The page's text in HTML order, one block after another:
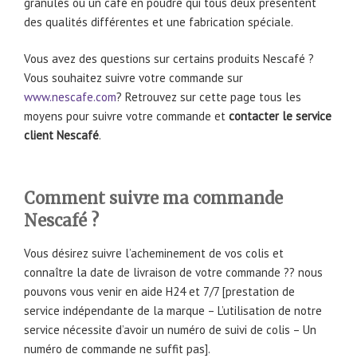
des qualités différentes et une fabrication spéciale.
Vous avez des questions sur certains produits Nescafé ?
Vous souhaitez suivre votre commande sur
www.nescafe.com? Retrouvez sur cette page tous les
moyens pour suivre votre commande et contacter le service
client Nescafé.
Comment suivre ma commande
Nescafé ?
Vous désirez suivre l’acheminement de vos colis et
connaître la date de livraison de votre commande ?? nous
pouvons vous venir en aide H24 et 7/7 [prestation de
service indépendante de la marque – L’utilisation de notre
service nécessite d’avoir un numéro de suivi de colis – Un
numéro de commande ne suffit pas].